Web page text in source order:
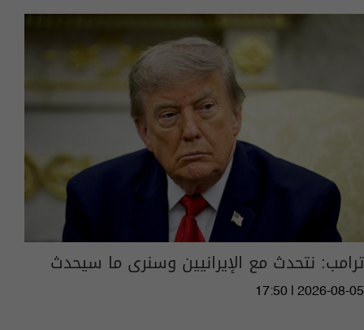
ترامب: نتحدث مع الإيرانيين وسنرى ما سيحدث
17:50 | 2026-08-05